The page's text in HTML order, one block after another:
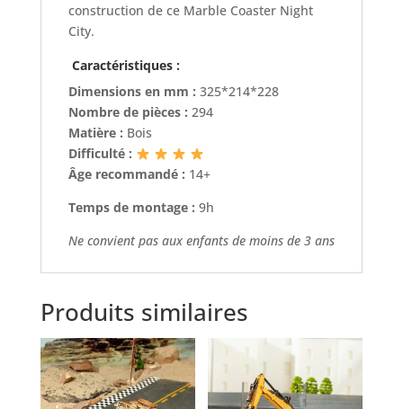
construction de ce Marble Coaster Night
City.
Caractéristiques :
Dimensions en mm : 325*214*228
Nombre de pièces : 294
Matière : Bois
Difficulté :
Âge recommandé : 14+
Temps de montage : 9h
Ne convient pas aux enfants de moins de 3 ans
Produits similaires